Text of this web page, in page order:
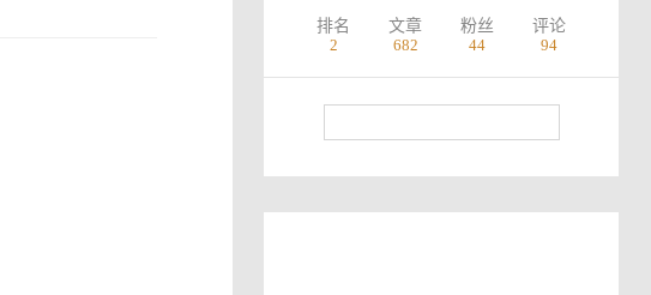
排名
2
文章
682
粉丝
44
评论
94